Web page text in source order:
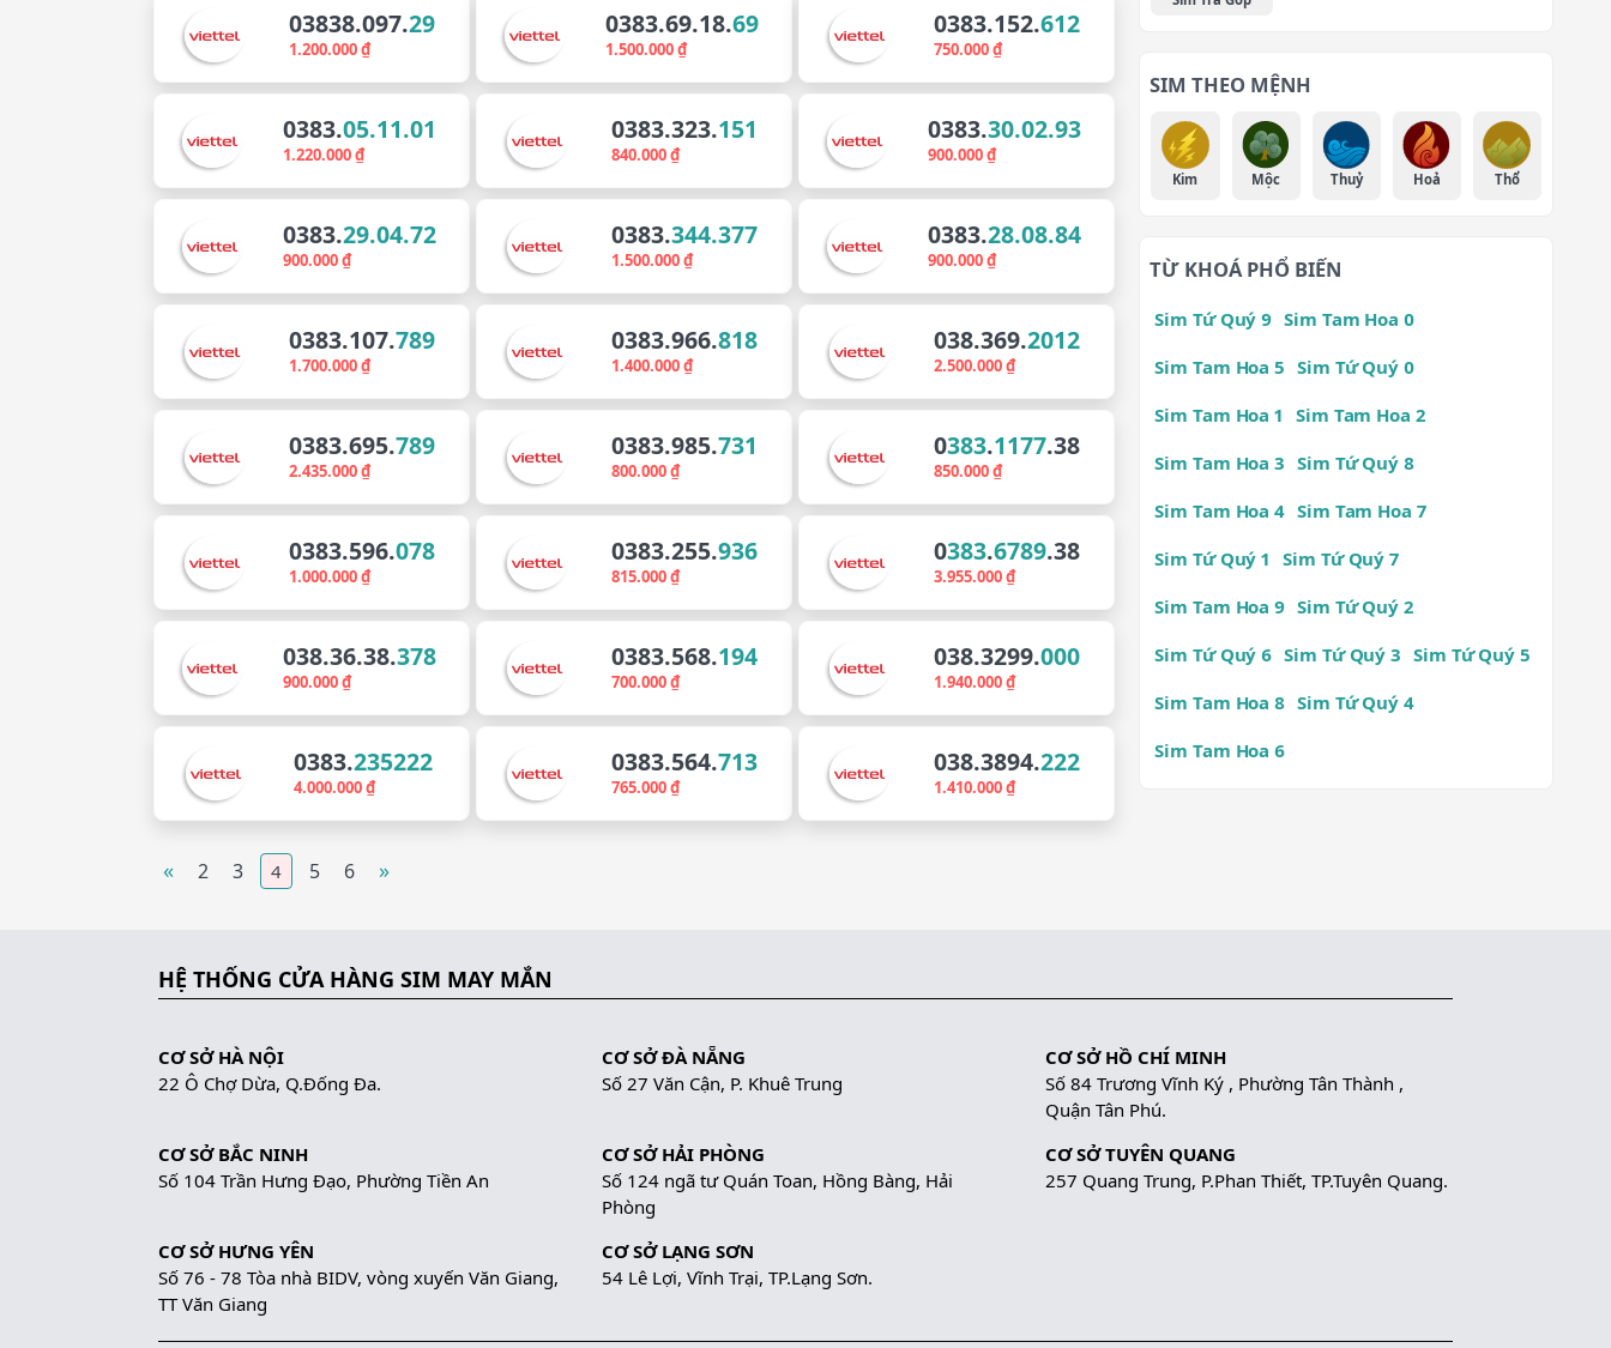
03838.097.29
1.200.000 ₫
0383.69.18.69
1.500.000 ₫
0383.152.612
750.000 ₫
0383.05.11.01
1.220.000 ₫
0383.323.151
840.000 ₫
0383.30.02.93
900.000 ₫
0383.29.04.72
900.000 ₫
0383.344.377
1.500.000 ₫
0383.28.08.84
900.000 ₫
0383.107.789
1.700.000 ₫
0383.966.818
1.400.000 ₫
038.369.2012
2.500.000 ₫
0383.695.789
2.435.000 ₫
0383.985.731
800.000 ₫
0383.1177.38
850.000 ₫
0383.596.078
1.000.000 ₫
0383.255.936
815.000 ₫
0383.6789.38
3.955.000 ₫
038.36.38.378
900.000 ₫
0383.568.194
700.000 ₫
038.3299.000
1.940.000 ₫
0383.235222
4.000.000 ₫
0383.564.713
765.000 ₫
038.3894.222
1.410.000 ₫
« 2 3 4 5 6 »
SIM THEO MỆNH
Kim Mộc Thuỷ Hoả Thổ
TỪ KHOÁ PHỔ BIẾN
Sim Tứ Quý 9 Sim Tam Hoa 0
Sim Tam Hoa 5 Sim Tứ Quý 0
Sim Tam Hoa 1
Sim Tam Hoa 2
Sim Tam Hoa 3 Sim Tứ Quý 8
Sim Tam Hoa 4 Sim Tam Hoa 7
Sim Tứ Quý 1
Sim Tứ Quý 7
Sim Tam Hoa 9 Sim Tứ Quý 2
Sim Tứ Quý 6 Sim Tứ Quý 3 Sim Tứ Quý 5
Sim Tam Hoa 8 Sim Tứ Quý 4
Sim Tam Hoa 6
HỆ THỐNG CỬA HÀNG SIM MAY MẮN
CƠ SỞ HÀ NỘI
22 Ô Chợ Dừa, Q.Đống Đa.
CƠ SỞ ĐÀ NẴNG
Số 27 Văn Cận, P. Khuê Trung
CƠ SỞ HỒ CHÍ MINH
Số 84 Trương Vĩnh Ký , Phường Tân Thành ,
Quận Tân Phú.
CƠ SỞ BẮC NINH
Số 104 Trần Hưng Đạo, Phường Tiền An
CƠ SỞ HẢI PHÒNG
Số 124 ngã tư Quán Toan, Hồng Bàng, Hải
Phòng
CƠ SỞ TUYÊN QUANG
257 Quang Trung, P.Phan Thiết, TP.Tuyên Quang.
CƠ SỞ HƯNG YÊN
Số 76 - 78 Tòa nhà BIDV, vòng xuyến Văn Giang,
TT Văn Giang
CƠ SỞ LẠNG SƠN
54 Lê Lợi, Vĩnh Trại, TP.Lạng Sơn.